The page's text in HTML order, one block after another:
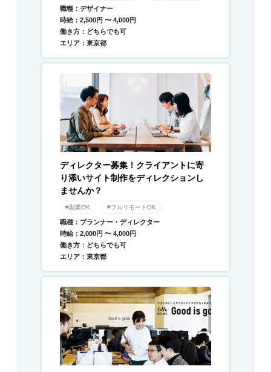
職種：デザイナー
時給：2,500円 〜 4,000円
働き方：どちらでも可
エリア：東京都
ディレクター募集！クライアントに寄
り添いサイト制作をディレクションし
ませんか？
#副業OK #フルリモートOK
職種：プランナー・ディレクター
時給：2,000円 〜 4,000円
働き方：どちらでも可
エリア：東京都